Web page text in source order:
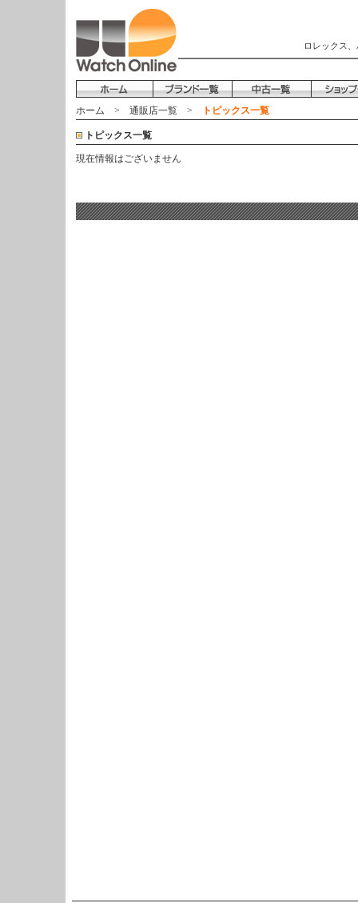
ロレックス
ホーム > 通販店一覧 > トピックス一覧
トピックス一覧
現在情報はございません